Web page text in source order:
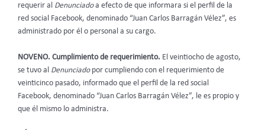
requerir al Denunciadoa efecto de que informara si el perfil de la
red social Facebook, denominado “Juan Carlos Barragán Vélez”, es
administrado por él o personal a su cargo.
NOVENO. Cumplimiento de requerimiento. El veintiocho de agosto,
se tuvo al Denunciado por cumpliendo con el requerimiento de
veinticinco pasado, informado que el perfil de la red social
Facebook, denominado “Juan Carlos Barragán Vélez”, le es propio y
que él mismo lo administra.